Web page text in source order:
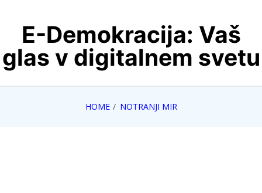
contentE-Demokracija: Vaš
glas v digitalnem svetu
HOME NOTRANJI MIR